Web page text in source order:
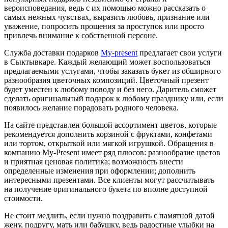
вероисповедания, ведь с их помощью можно рассказать о
самых нежных чувствах, выразить любовь, признание или
уважение, попросить прощения за проступок или просто
привлечь внимание к собственной персоне.
Служба доставки подарков My-present предлагает свои услуги
в Сыктывкаре. Каждый желающий может воспользоваться
предлагаемыми услугами, чтобы заказать букет из обширного
разнообразия цветочных композиций. Цветочный презент
будет уместен к любому поводу и без него. Даритель сможет
сделать оригинальный подарок к любому празднику или, если
появилось желание порадовать родного человека.
На сайте представлен большой ассортимент цветов, которые
рекомендуется дополнить корзиной с фруктами, конфетами
или тортом, открыткой или мягкой игрушкой. Обращения в
компанию My-Present имеет ряд плюсов: разнообразие цветов
и приятная ценовая политика; возможность внести
определенные изменения при оформлении; дополнить
интересными презентами. Все клиенты могут рассчитывать
на получение оригинального букета по вполне доступной
стоимости.
Не стоит медлить, если нужно поздравить с памятной датой
жену, подругу, мать или бабушку, ведь радостные улыбки на